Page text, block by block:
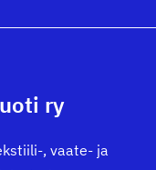
ry
, vaate- ja